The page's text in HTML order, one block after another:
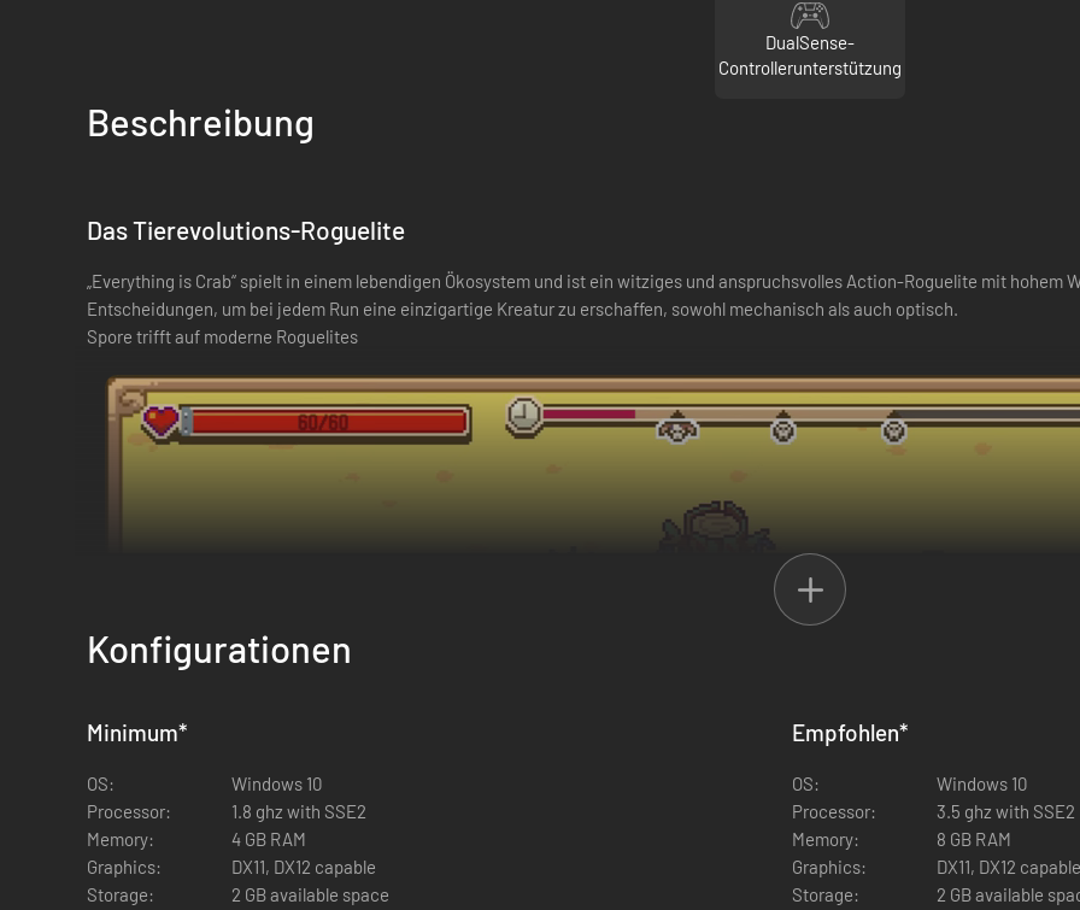
DualSense-
Controllerunterstützung
Beschreibung
Das Tierevolutions-Roguelite
„Everything is Crab“ spielt in einem lebendigen Ökosystem und ist ein witziges und anspruchsvolles Action-Roguelite mit
Entscheidungen, um bei jedem Run eine einzigartige Kreatur zu erschaffen, sowohl mechanisch als auch optisch.
Spore trifft auf moderne Roguelites
Konfigurationen
Minimum*
OS:
Windows 10
Processor:
1.8 ghz with SSE2
Memory:
4 GB RAM
Graphics:
DX11, DX12 capable
Storage:
2 GB available space
Empfohlen*
OS:
Windows 10
Processor:
3.5 ghz with SSE2
Memory:
8 GB RAM
Graphics:
DX11, DX12 capable
Storage:
2 GB available